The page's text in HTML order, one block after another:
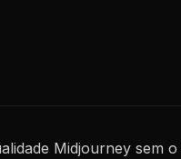
Midjourney sem